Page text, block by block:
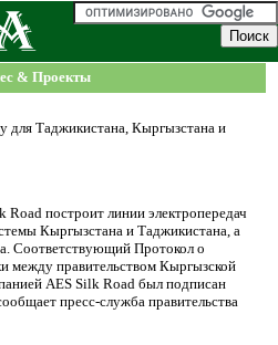
& Проекты
для Таджикистана, Кыргызстана и
построит линии электропередач
Кыргызстана и Таджикистана, а
Соответствующий Протокол о
между правительством Кыргызской
AES Silk Road был подписан
пресс-служба правительства